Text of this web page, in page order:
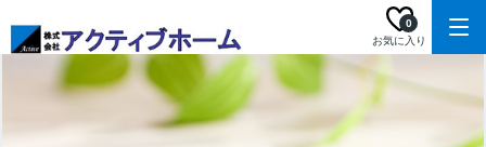
お気に入り
0